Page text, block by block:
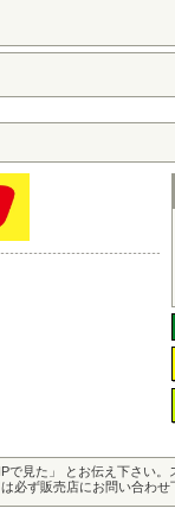
見た」 とお伝え下さい
必ず販売店にお問い合わせ